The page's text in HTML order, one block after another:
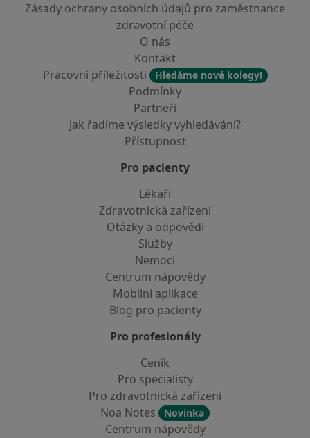
Zásady ochrany osobních údajů pro zaměstnance
zdravotní péče
O nás
Kontakt
Pracovní příležitosti
Hledáme nové kolegy!
Podmínky
Partneři
Jak řadíme výsledky vyhledávání?
Přístupnost
Pro pacienty
Lékaři
Zdravotnická zařízení
Otázky a odpovědi
Služby
Nemoci
Centrum nápovědy
Mobilní aplikace
Blog pro pacienty
Pro profesionály
Ceník
Pro specialisty
Pro zdravotnická zařízení
Noa Notes
Novinka
Centrum nápovědy